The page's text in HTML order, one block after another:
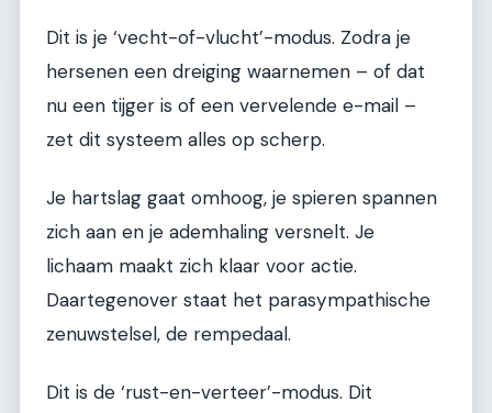
Dit is je ‘vecht-of-vlucht’-modus. Zodra je
hersenen een dreiging waarnemen – of dat
nu een tijger is of een vervelende e-mail –
zet dit systeem alles op scherp.
Je hartslag gaat omhoog, je spieren spannen
zich aan en je ademhaling versnelt. Je
lichaam maakt zich klaar voor actie.
Daartegenover staat het parasympathische
zenuwstelsel, de rempedaal.
Dit is de ‘rust-en-verteer’-modus. Dit